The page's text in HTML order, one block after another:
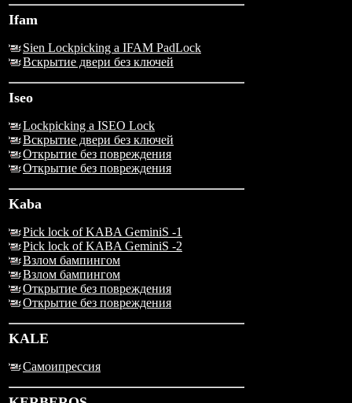
Ifam
Sien Lockpicking a IFAM PadLock
Вскрытие двери без ключей
Iseo
Lockpicking a ISEO Lock
Вскрытие двери без ключей
Открытие без повреждения
Открытие без повреждения
Kaba
Pick lock of KABA GeminiS -1
Pick lock of KABA GeminiS -2
Взлом бампингом
Взлом бампингом
Открытие без повреждения
Открытие без повреждения
KALE
Самоипрессия